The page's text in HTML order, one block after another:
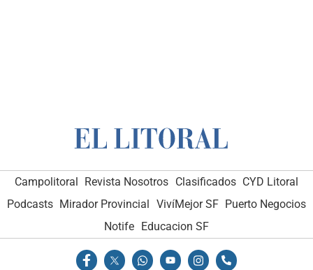
Campolitoral Revista Nosotros Clasificados CYD Litoral
Podcasts Mirador Provincial VivíMejor SF Puerto Negocios
Notife
Educacion SF